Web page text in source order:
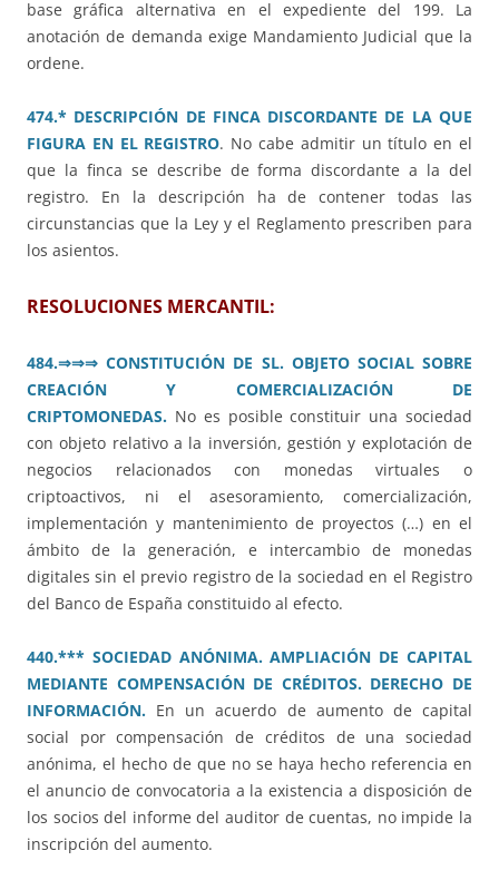
base gráfica alternativa en el expediente del 199. La
anotación de demanda exige Mandamiento Judicial que la
ordene.
474.* DESCRIPCIÓN DE FINCA DISCORDANTE DE LA QUE
FIGURA EN EL REGISTRO. No cabe admitir un título en el
que la finca se describe de forma discordante a la del
registro. En la descripción ha de contener todas las
circunstancias que la Ley y el Reglamento prescriben para
los asientos.
RESOLUCIONES MERCANTIL:
484.⇒⇒⇒ CONSTITUCIÓN DE SL. OBJETO SOCIAL SOBRE
CREACIÓN Y COMERCIALIZACIÓN DE
CRIPTOMONEDAS. No es posible constituir una sociedad
con objeto relativo a la inversión, gestión y explotación de
negocios relacionados con monedas virtuales o
criptoactivos, ni el asesoramiento, comercialización,
implementación y mantenimiento de proyectos (…) en el
ámbito de la generación, e intercambio de monedas
digitales sin el previo registro de la sociedad en el Registro
del Banco de España constituido al efecto.
440.*** SOCIEDAD ANÓNIMA. AMPLIACIÓN DE CAPITAL
MEDIANTE COMPENSACIÓN DE CRÉDITOS. DERECHO DE
INFORMACIÓN. En un acuerdo de aumento de capital
social por compensación de créditos de una sociedad
anónima, el hecho de que no se haya hecho referencia en
el anuncio de convocatoria a la existencia a disposición de
los socios del informe del auditor de cuentas, no impide la
inscripción del aumento.